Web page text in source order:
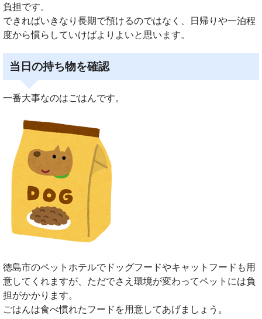
負担です。
できればいきなり長期で預けるのではなく、日帰りや一泊程
度から慣らしていけばよりよいと思います。
当日の持ち物を確認
一番大事なのはごはんです。
徳島市のペットホテルでドッグフードやキャットフードも用
意してくれますが、ただでさえ環境が変わってペットには負
担がかかります。
ごはんは食べ慣れたフードを用意してあげましょう。